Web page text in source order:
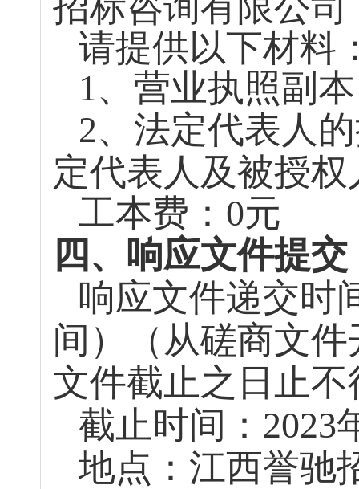
请提供以下材料
1、营业执照副
2、法定代表人
定代表人及被授
工本费： 0元
四、响应文件提交
响应文件递交时
间）（从磋商文
文件截止之日止不
截止时间： 2023
地点：江西誉驰